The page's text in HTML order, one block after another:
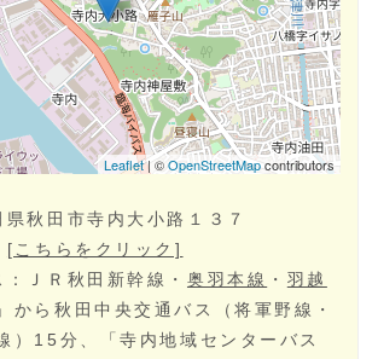
秋田市寺内大小路１３７
[こちらをクリック]
ＪＲ秋田新幹線・ 奥羽本線 ・ 羽越
から秋田中央交通バス（将軍野線・
）15分、「寺内地域センターバス